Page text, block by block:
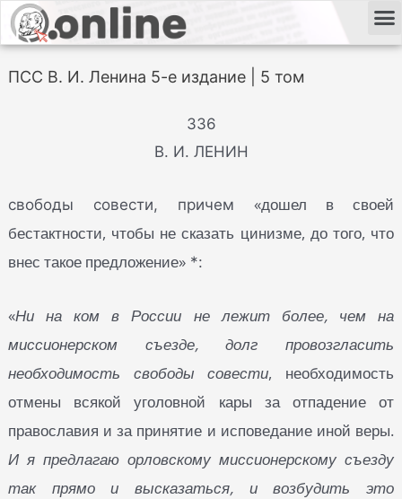
ПСС В. И. Ленина 5-е издание | 5 том
336
В. И. ЛЕНИН
свободы совести, причем «дошел в своей
бестактности, чтобы не сказать цинизме, до того, что
внес такое предложение» *:
«Ни на ком в России не лежит более, чем на
миссионерском съезде, долг провозгласить
необходимость свободы совести, необходимость
отмены всякой уголовной кары за отпадение от
православия и за принятие и исповедание иной веры.
И я предлагаю орловскому миссионерскому съезду
так прямо и высказаться, и возбудить это